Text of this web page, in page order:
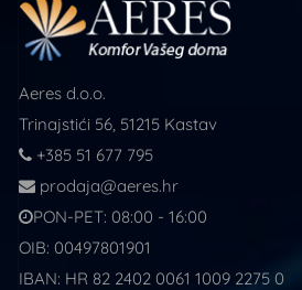
Aeres d.o.o.
Trinajstići 56, 51215 Kastav
+385 51 677 795
prodaja@aeres.hr
PON-PET: 08:00 - 16:00
OIB: 00497801901
IBAN: HR 82 2402 0061 1009 2275 0